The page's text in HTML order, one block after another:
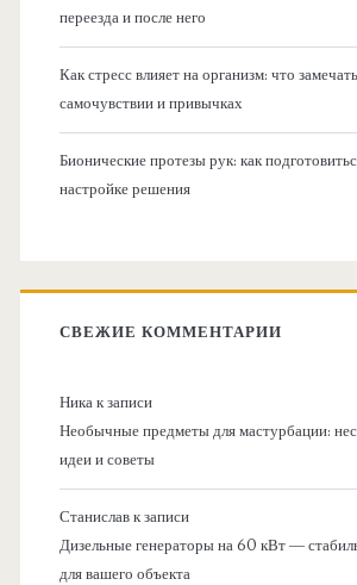
переезда и после него
Как стресс влияет на организм: что
самочувствии и привычках
Бионические протезы рук: как
настройке решения
СВЕЖИЕ КОММЕНТАРИИ
Никак записи
Необычные предметы для мастурбации:
идеи и советы
Станиславк записи
Дизельные генераторы на 60 кВт —
для вашего объекта